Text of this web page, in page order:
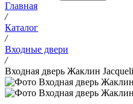
Главная
/
Каталог
/
Входные двери
/
Входная дверь Жаклин